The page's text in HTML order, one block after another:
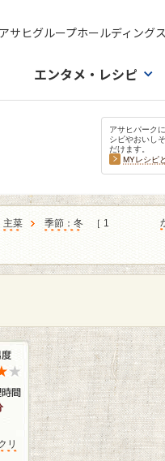
アサヒグループホールディングス
エンタメ・レシピ
アサヒパーク
シピやおいし
だけます。
MYレシピ
主菜 季節：冬
［ 1
リ